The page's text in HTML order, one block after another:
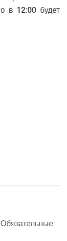
в 12:00 будет
Обязательные